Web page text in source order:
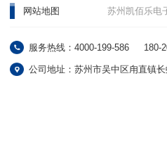
网站地图 苏州凯佰乐电
服务热线：4000-199-586 180-
公司地址：苏州市吴中区甪直镇